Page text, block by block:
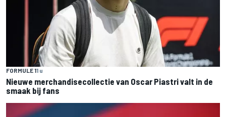
FORMULE 11 u
Nieuwe merchandisecollectie van Oscar Piastri valt in de
smaak bij fans